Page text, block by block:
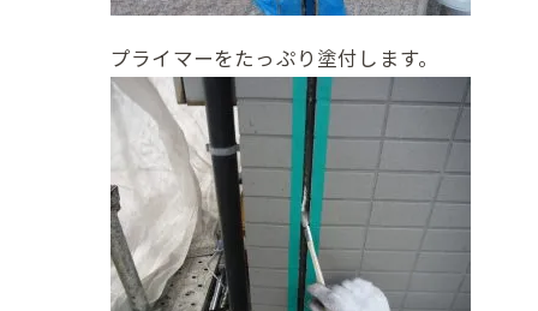
プライマーをたっぷり塗付します。